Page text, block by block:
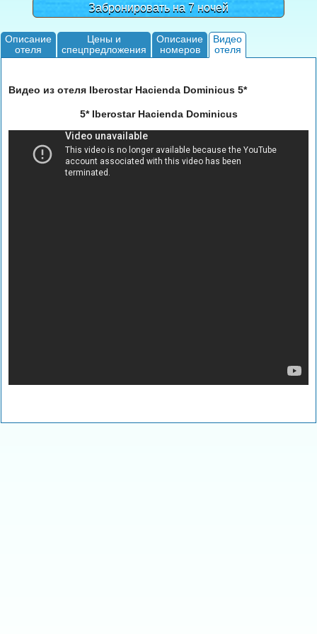
Забронировать на 7 ночей
Описание
отеля
Цены и
спецпредложения
Описание
номеров
Видео
отеля
Видео из отеля Iberostar Hacienda Dominicus 5*
5* Iberostar Hacienda Dominicus